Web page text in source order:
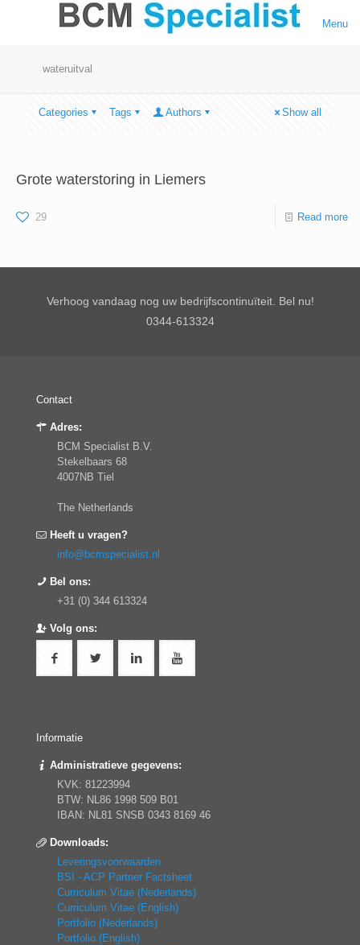
Menu
wateruitval
Categories Tags Authors Show all
Grote waterstoring in Liemers
29 Read more
Verhoog vandaag nog uw bedrijfscontinuïteit. Bel nu!
0344-613324
Contact
Adres:
BCM Specialist B.V.
Stekelbaars 68
4007NB Tiel
The Netherlands
Heeft u vragen?
info@bcmspecialist.nl
Bel ons:
+31 (0) 344 613324
Volg ons:
Informatie
Administratieve gegevens:
KVK: 81223994
BTW: NL86 1998 509 B01
IBAN: NL81 SNSB 0343 8169 46
Downloads:
Leveringsvoorwaarden
BSI - ACP Partner Factsheet
Curriculum Vitae (Nederlands)
Curriculum Vitae (English)
Portfolio (Nederlands)
Portfolio (English)